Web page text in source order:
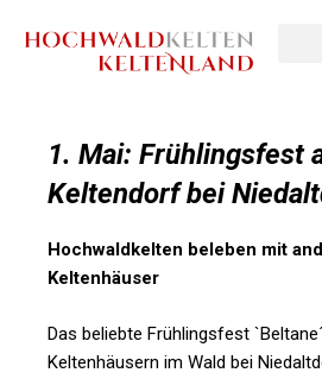
1. Mai: Frühlingsfest
Keltendorf bei
Hochwaldkelten beleben mit
Keltenhäuser
Das beliebte Frühlingsfest
Keltenhäusern im Wald bei